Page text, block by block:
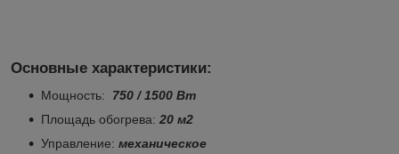
Основные характеристики:
Мощность: 750 /1500 Вт
Площадь обогрева: 20 м2
Управление: механическое